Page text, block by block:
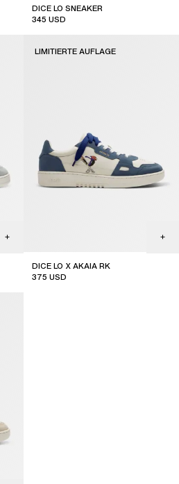
DICE LO SNEAKER
345 USD
DICE LO X AKAIA RK
375 USD
LIMITIERTE AUFLAGE